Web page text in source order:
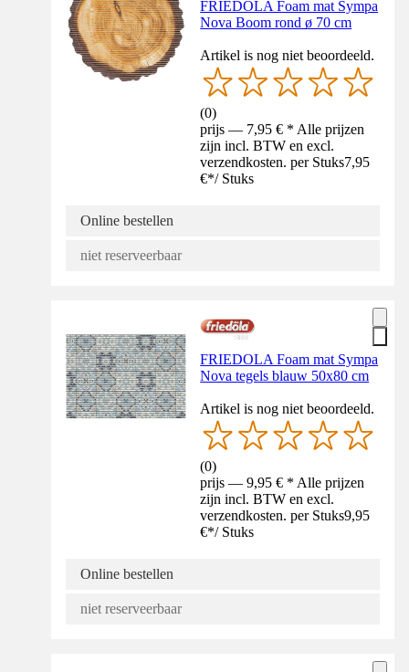
FRIEDOLA Foam mat Sympa
Nova Boom rond ø 70 cm
Artikel is nog niet beoordeeld.
(0)
prijs — 7,95 € * Alle prijzen
zijn incl. BTW en excl.
verzendkosten. per Stuks7,95
€*/ Stuks
Online bestellen
niet reserveerbaar
FRIEDOLA Foam mat Sympa
Nova tegels blauw 50x80 cm
Artikel is nog niet beoordeeld.
(0)
prijs — 9,95 € * Alle prijzen
zijn incl. BTW en excl.
verzendkosten. per Stuks9,95
€*/ Stuks
Online bestellen
niet reserveerbaar